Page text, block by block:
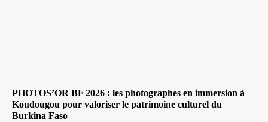
PHOTOS’OR BF 2026 : les photographes en immersion à
Koudougou pour valoriser le patrimoine culturel du
Burkina Faso